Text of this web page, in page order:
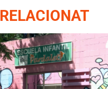
RELACIONAT